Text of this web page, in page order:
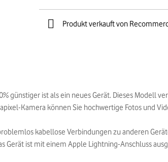
Produkt verkauft von
günstiger ist als ein neues Gerät. Dieses Modell
Kamera können Sie hochwertige Fotos und
kabellose Verbindungen zu anderen
ist mit einem Apple Lightning-Anschluss